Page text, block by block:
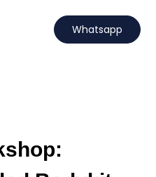
Whatsapp